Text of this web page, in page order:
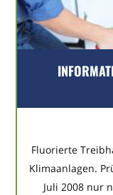
Fluorierte
Klimaanlagen.
Juli 2008 nur